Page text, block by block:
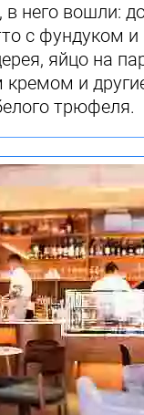
него вошли:
с фундуком и
яйцо на
и
трюфеля.